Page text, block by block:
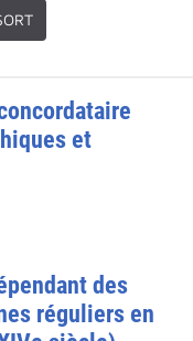
et
des
réguliers en